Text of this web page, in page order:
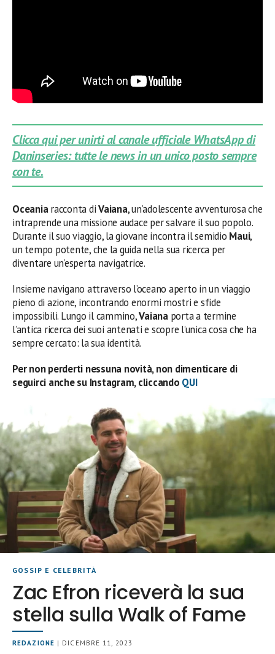
Clicca qui per unirti al canale ufficiale WhatsApp di
Daninseries: tutte le news in un unico posto sempre
con te.
Oceaniaracconta diVaiana, un’adolescente avventurosa che
intraprende una missione audace per salvare il suo popolo.
Durante il suo viaggio, la giovane incontra il semidio Maui,
un tempo potente, che la guida nella sua ricerca per
diventare un’esperta navigatrice.
Insieme navigano attraverso l’oceano aperto in un viaggio
pieno di azione, incontrando enormi mostri e sfide
impossibili. Lungo il cammino,Vaianaporta a termine
l’antica ricerca dei suoi antenati e scopre l’unica cosa che ha
sempre cercato: la sua identità.
Per non perderti nessuna novità, non dimenticare di
seguirci anche su Instagram, cliccando QUI
GOSSIP E CELEBRITÀ
Zac Efron riceverà la sua
stella sulla Walk of Fame
REDAZIONE | DICEMBRE 11, 2023